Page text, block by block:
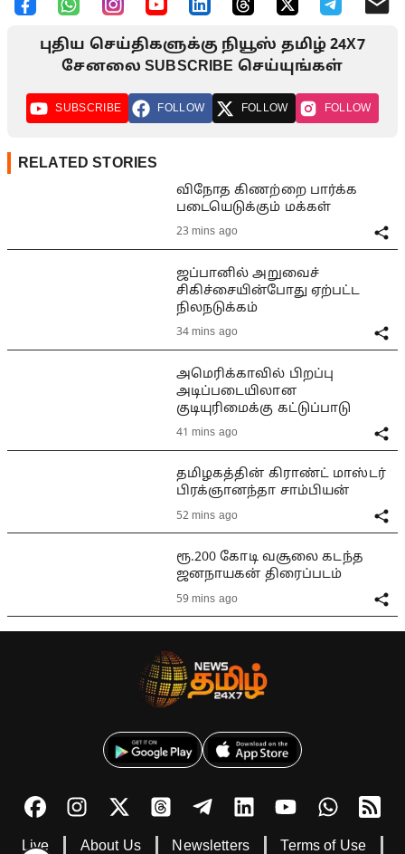
புதிய செய்திகளுக்கு நியூஸ் தமிழ் 24X7
சேனலை SUBSCRIBE செய்யுங்கள்
SUBSCRIBE FOLLOW FOLLOW FOLLOW
RELATED STORIES
விநோத கிணற்றை பார்க்க
படையெடுக்கும் மக்கள்
23 mins ago
ஜப்பானில் அறுவைச்
சிகிச்சையின்போது ஏற்பட்ட
நிலநடுக்கம்
34 mins ago
அமெரிக்காவில் பிறப்பு
அடிப்படையிலான
குடியுரிமைக்கு கட்டுப்பாடு
41 mins ago
தமிழகத்தின் கிராண்ட் மாஸ்டர்
பிரக்ஞானந்தா சாம்பியன்
52 mins ago
ரூ.200 கோடி வசூலை கடந்த
ஜனநாயகன் திரைப்படம்
59 mins ago
Live About Us Newsletters Terms of Use